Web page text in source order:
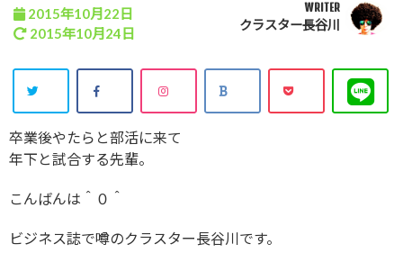
2015年10月22日
2015年10月24日
WRITER
クラスター長谷川
卒業後やたらと部活に来て
年下と試合する先輩。
こんばんは＾０＾
ビジネス誌で噂のクラスター長谷川です。